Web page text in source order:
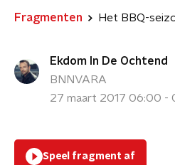
Fragmenten Het BBQ-
Ekdom In De Ochtend
BNNVARA
27 maart 2017 06:00 -
Speel fragment af